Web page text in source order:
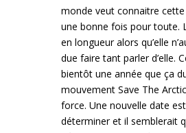
monde veut connaitre
une bonne fois pour toute.
en longueur alors qu’elle
due faire tant parler d’elle.
bientôt une année que ça
mouvement Save The
force. Une nouvelle date
déterminer et il semblerait